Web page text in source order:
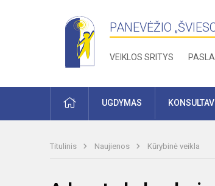
PANEVĖŽIO
VEIKLOS SRITYS
PRADŽIAUGDYMAS
Titulinis Naujienos Kūrybinė veikla